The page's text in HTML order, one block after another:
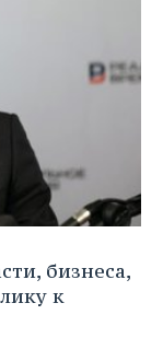
бизнеса,
к